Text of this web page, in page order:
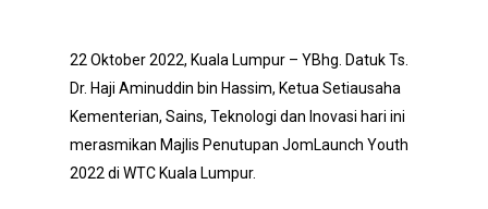
22 Oktober 2022, Kuala Lumpur – YBhg. Datuk Ts.
Dr. Haji Aminuddin bin Hassim, Ketua Setiausaha
Kementerian, Sains, Teknologi dan Inovasi hari ini
merasmikan Majlis Penutupan JomLaunch Youth
2022 di WTC Kuala Lumpur.